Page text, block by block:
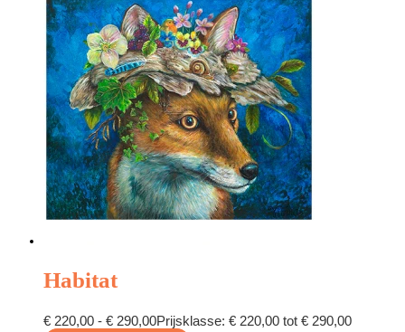
Habitat
€ 220,00 - € 290,00Prijsklasse: € 220,00 tot € 290,00